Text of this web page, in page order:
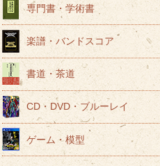
専門書・学術書
楽譜・バンドスコア
書道・茶道
CD・DVD・ブルーレイ
ゲーム・模型